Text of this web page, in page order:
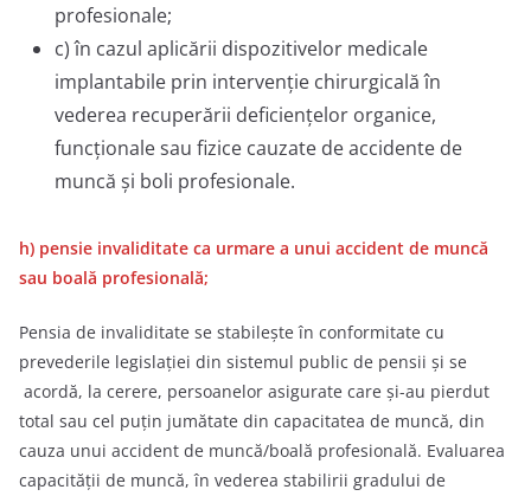
profesionale;
c) în cazul aplicării dispozitivelor medicale
implantabile prin intervenţie chirurgicală în
vederea recuperării deficienţelor organice,
funcţionale sau fizice cauzate de accidente de
muncă şi boli profesionale.
h) pensie invaliditate ca urmare a unui accident de muncă
sau boală profesională;
Pensia de invaliditate se stabileşte în conformitate cu
prevederile legislaţiei din sistemul public de pensii şi se
acordă, la cerere, persoanelor asigurate care şi-au pierdut
total sau cel puţin jumătate din capacitatea de muncă, din
cauza unui accident de muncă/boală profesională. Evaluarea
capacităţii de muncă, în vederea stabilirii gradului de